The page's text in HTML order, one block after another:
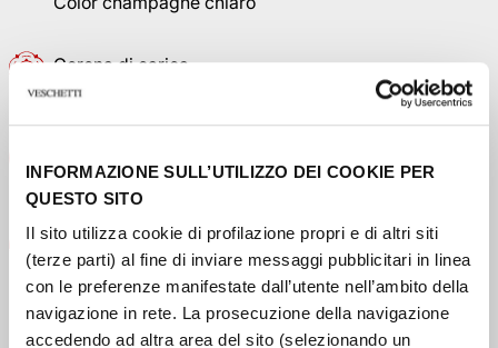
INFORMAZIONE SULL’UTILIZZO DEI COOKIE PER
QUESTO SITO
Il sito utilizza cookie di profilazione propri e di altri siti
(terze parti) al fine di inviare messaggi pubblicitari in linea
con le preferenze manifestate dall’utente nell’ambito della
navigazione in rete. La prosecuzione della navigazione
accedendo ad altra area del sito (selezionando un
Corona di carica
Corona di carica a vite con la rosa TUDOR in rilievo
Vetro zaffiro piatto
Autonomia
Autonomia di circa 70 ore
Bracciale